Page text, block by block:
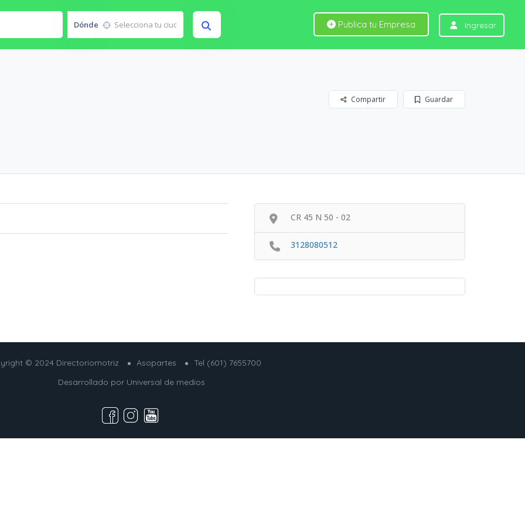
Dónde Publica tu Empresa Ingresar
Guardar
Compartir
CR 45 N 50 - 02
3128080512
© 2024 Directoriomotriz Asopartes
Tel (601) 7655700
Desarrollado por Universal de medios